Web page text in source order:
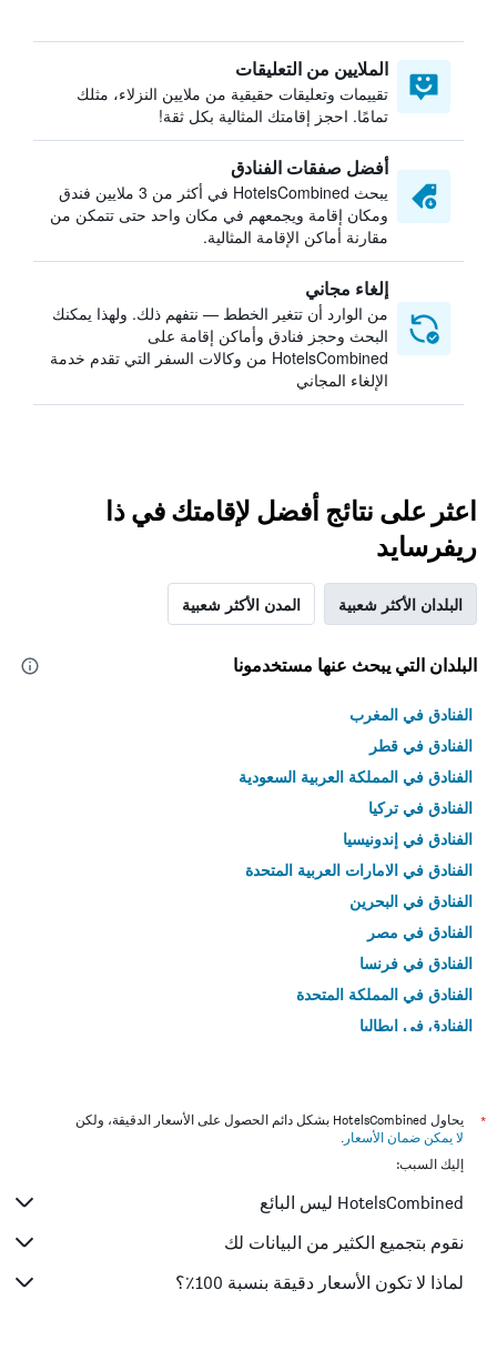
الملايين من التعليقات
تقييمات وتعليقات حقيقية من ملايين النزلاء، مثلك
تمامًا. احجز إقامتك المثالية بكل ثقة!
أفضل صفقات الفنادق
يبحث HotelsCombined في أكثر من 3 ملايين فندق
ومكان إقامة ويجمعهم في مكان واحد حتى تتمكن من
مقارنة أماكن الإقامة المثالية.
إلغاء مجاني
من الوارد أن تتغير الخطط — نتفهم ذلك. ولهذا يمكنك
البحث وحجز فنادق وأماكن إقامة على
HotelsCombined من وكالات السفر التي تقدم خدمة
الإلغاء المجاني
اعثر على نتائج أفضل لإقامتك في ذا
ريفرسايد
البلدان الأكثر شعبية المدن الأكثر شعبية
البلدان التي يبحث عنها مستخدمونا
الفنادق في المغرب
الفنادق في قطر
الفنادق في المملكة العربية السعودية
الفنادق في تركيا
الفنادق في إندونيسيا
الفنادق في الامارات العربية المتحدة
الفنادق في البحرين
الفنادق في مصر
الفنادق في فرنسا
الفنادق في المملكة المتحدة
الفنادق في إيطاليا
*
يحاول HotelsCombined بشكل دائم الحصول على الأسعار الدقيقة، ولكن
لا يمكن ضمان الأسعار .
إليك السبب:
HotelsCombined ليس البائع
نقوم بتجميع الكثير من البيانات لك
لماذا لا تكون الأسعار دقيقة بنسبة 100٪؟